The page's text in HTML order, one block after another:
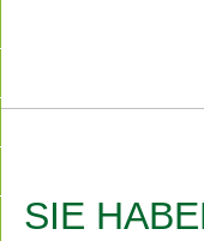
SIE